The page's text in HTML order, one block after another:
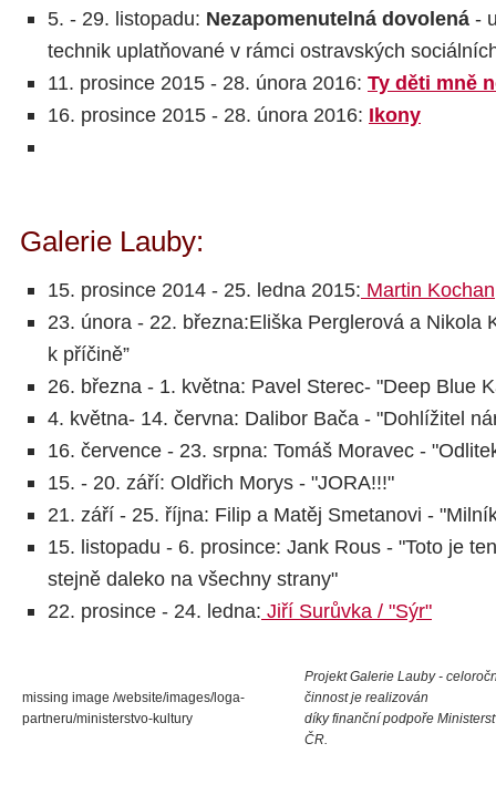
5. - 29. listopadu: Nezapomenutelná dovolená -
technik uplatňované v rámci ostravských
11. prosince 2015 - 28. února 2016: Ty děti mně
16. prosince 2015 - 28. února 2016: Ikony
Galerie Lauby:
15. prosince 2014 - 25. ledna 2015: Martin Kochan
23. února - 22. března:Eliška Perglerová a Nikola
k příčině”
26. března - 1. května: Pavel Sterec- "Deep Blue
4. května- 14. června: Dalibor Bača - "Dohlížitel
16. července - 23. srpna: Tomáš Moravec -
15. - 20. září: Oldřich Morys - "JORA!!!"
21. září - 25. října: Filip a Matěj Smetanovi -
15. listopadu - 6. prosince: Jank Rous - "Toto je
stejně daleko na všechny strany"
22. prosince - 24. ledna: Jiří Surůvka / "Sýr"
missing image /website/images/loga-
partneru/ministerstvo-kultury
Projekt Galerie Lauby -
činnost je realizován
díky finanční podpoře
ČR.